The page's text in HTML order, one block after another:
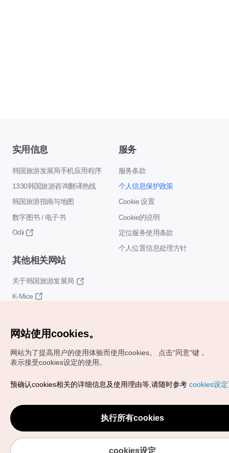
实用信息
韩国旅游发展局手机应用程序
1330韩国旅游咨询翻译热线
韩国旅游指南与地图
数字图书 / 电子书
Odii
服务
服务条款
个人信息保护政策
Cookie 设置
Cookie的说明
定位服务使用条款
个人位置信息处理方针
其他相关网站
关于韩国旅游发展局
K-Mice
Copyrights (c) 韩国旅游发展局版权所有
VISITKOREA官方邮箱
chnsim@knto.or.kr
网站使用cookies。
网站为了提高用户的使用体验而使用cookies。
点击“同意"键，
表示接受cookies设定的使用。
预确认cookies相关的详细信息及使用理由等,请随时参考 cookies设
执行所有cookies
cookies设定